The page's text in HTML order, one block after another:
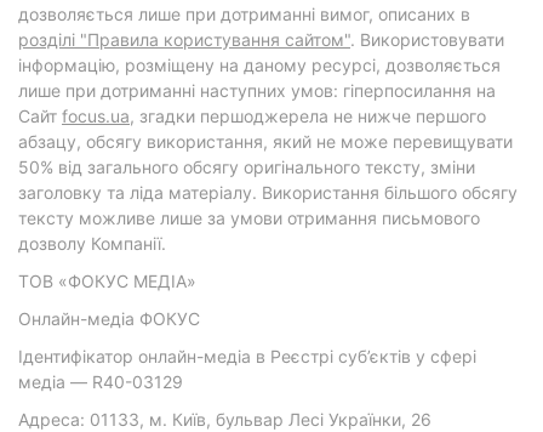
дозволяється лише при дотриманні вимог, описаних в
розділі "Правила користування сайтом". Використовувати
інформацію, розміщену на даному ресурсі, дозволяється
лише при дотриманні наступних умов: гіперпосилання на
Cайт focus.ua, згадки першоджерела не нижче першого
абзацу, обсягу використання, який не може перевищувати
50% від загального обсягу оригінального тексту, зміни
заголовку та ліда матеріалу. Використання більшого обсягу
тексту можливе лише за умови отримання письмового
дозволу Компанії.
ТОВ «ФОКУС МЕДІА»
Онлайн-медіа ФОКУС
Ідентифікатор онлайн-медіа в Реєстрі суб’єктів у сфері
медіа — R40-03129
Адреса: 01133, м. Київ, бульвар Лесі Українки, 26